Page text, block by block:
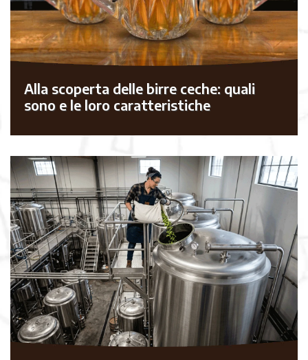
Alla scoperta delle birre ceche: quali
sono e le loro caratteristiche